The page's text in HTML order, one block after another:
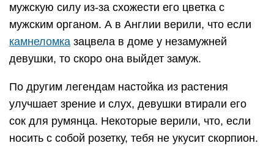
мужскую силу из-за схожести его цветка с
мужским органом. А в Англии верили, что если
камнеломка зацвела в доме у незамужней
девушки, то скоро она выйдет замуж.
По другим легендам настойка из растения
улучшает зрение и слух, девушки втирали его
сок для румянца. Некоторые верили, что, если
носить с собой розетку, тебя не укусит скорпион.